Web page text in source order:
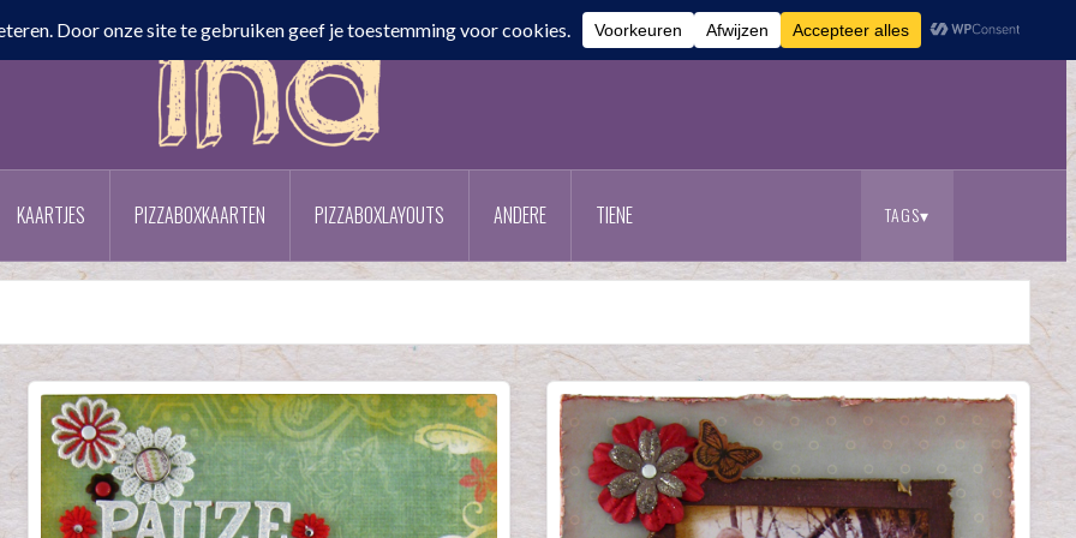
TAGS
KAARTJES PIZZABOXKAARTEN PIZZABOXLAYOUTS ANDERE TIENE